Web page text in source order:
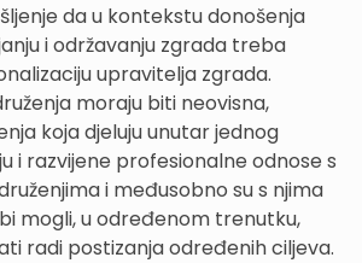
da u kontekstu donošenja
i održavanju zgrada treba
upravitelja zgrada.
moraju biti neovisna,
koja djeluju unutar jednog
i razvijene profesionalne odnose s
i međusobno su s njima
mogli, u određenom trenutku,
radi postizanja određenih ciljeva.